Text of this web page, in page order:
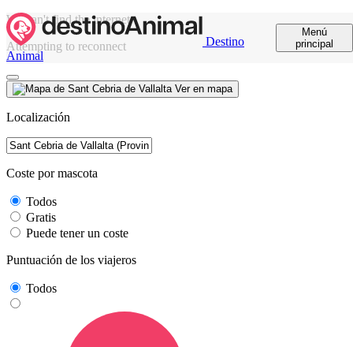
Destino
Animal
Menú
principal
We can't find the internet
Attempting to reconnect
Ver en mapa
Localización
Coste por mascota
Todos
Gratis
Puede tener un coste
Puntuación de los viajeros
Todos